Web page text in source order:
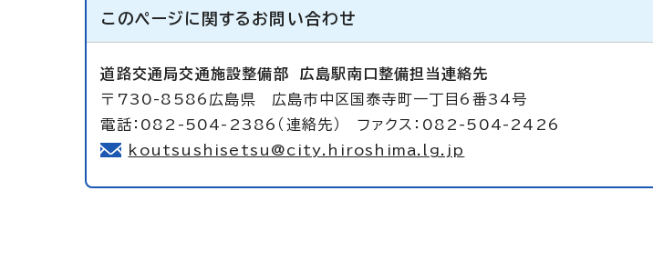
このページに関する お問い合わせ
道路交通局交通施設整備部広島駅南口整備担当連絡先
〒730-8586広島県 広島市中区国泰寺町一丁目6番34号
電話：082-504-2386（連絡先） ファクス：082-504-2426
koutsushisetsu@city.hiroshima.lg.jp